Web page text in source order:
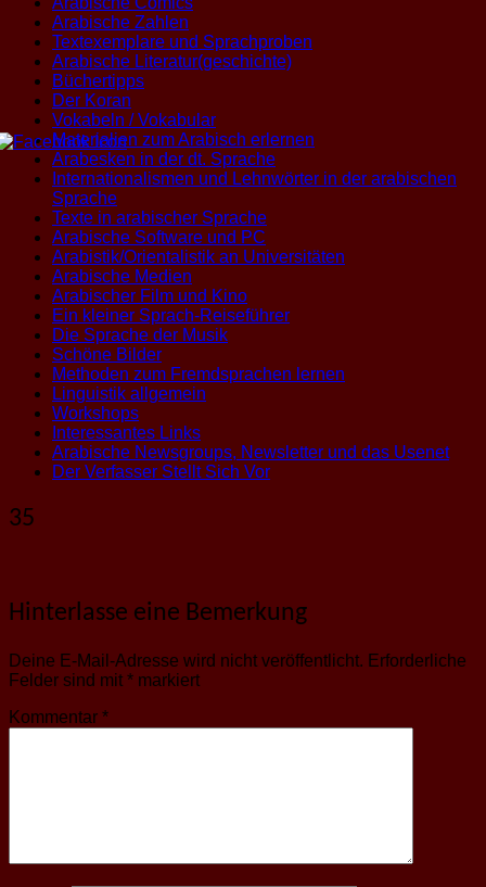
Arabische Zahlen
Textexemplare und Sprachproben
Arabische Literatur(geschichte)
Büchertipps
Der Koran
Vokabeln / Vokabular
Materialien zum Arabisch erlernen
Arabesken in der dt. Sprache
Internationalismen und Lehnwörter in der arabischen
Sprache
Texte in arabischer Sprache
Arabische Software und PC
Arabistik/Orientalistik an Universitäten
Arabische Medien
Arabischer Film und Kino
Ein kleiner Sprach-Reiseführer
Die Sprache der Musik
Schöne Bilder
Methoden zum Fremdsprachen lernen
Linguistik allgemein
Workshops
Interessantes Links
Arabische Newsgroups, Newsletter und das Usenet
Der Verfasser Stellt Sich Vor
35
Hinterlasse eine Bemerkung
Deine E-Mail-Adresse wird nicht veröffentlicht. Erforderliche
Felder sind mit * markiert
Kommentar *